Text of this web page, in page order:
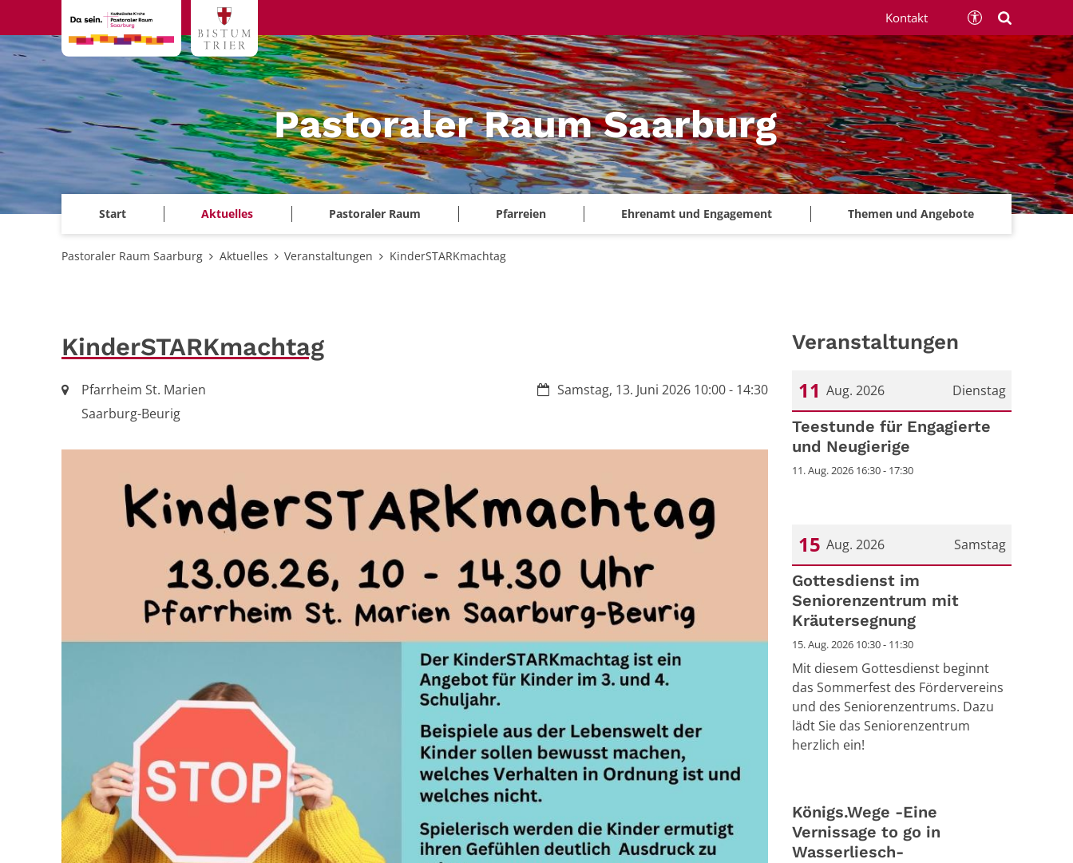
Zum Inhalt springen
Pastoraler Raum Saarburg
Start Aktuelles Pastoraler Raum Pfarreien Ehrenamt und Engagement Themen und Angebote
Kontakt
Pastoraler Raum Saarburg Aktuelles Veranstaltungen KinderSTARKmachtag
KinderSTARKmachtag
Datum:
Samstag, 13. Juni 2026 10:00 - 14:30
Ort:Pfarrheim St. Marien
Saarburg-Beurig
Veranstaltungen
Dienstag
11 Aug. 2026
Datum: 11. August 2026
Teestunde für Engagierte
und Neugierige
11. Aug. 2026 16:30 - 17:30
Samstag
15 Aug. 2026
Datum: 15. August 2026
Gottesdienst im
Seniorenzentrum mit
Kräutersegnung
15. Aug. 2026 10:30 - 11:30
Mit diesem Gottesdienst beginnt
das Sommerfest des Fördervereins
und des Seniorenzentrums. Dazu
lädt Sie das Seniorenzentrum
herzlich ein!
Königs.Wege -Eine
Vernissage to go in
Wasserliesch-